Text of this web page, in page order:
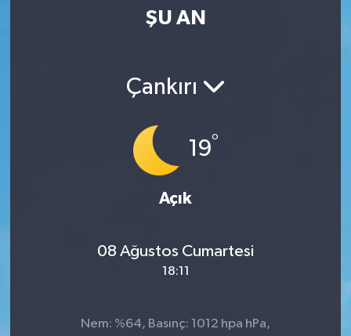
ŞU AN
Çankırı
19°
Açık
08 Ağustos Cumartesi
18:11
Nem: %64, Basınç: 1012 hpa hPa,